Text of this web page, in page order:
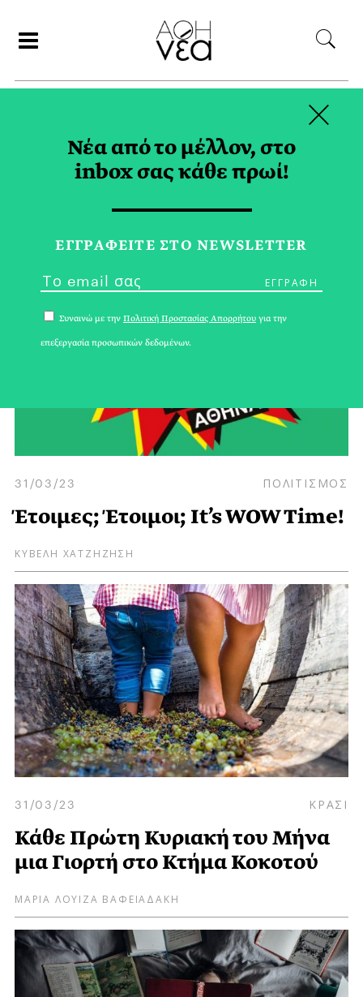
ΜΑΡΤΙΟΣ 2023
31/03/23 ΠΟΛΙΤΙΣΜΟΣ
Έτοιμες; Έτοιμοι; It’s WOW Time!
ΚΥΒΕΛΗ ΧΑΤΖΗΖΗΣΗ
31/03/23 ΚΡΑΣΙ
Κάθε Πρώτη Κυριακή του Μήνα
μια Γιορτή στο Κτήμα Κοκοτού
ΜΑΡΙΑ ΛΟΥΙΖΑ ΒΑΦΕΙΑΔΑΚΗ
Νέα από το μέλλον, στο
inbox σας κάθε πρωί!
ΕΓΓPΑΦΕΙΤΕ ΣΤΟ NEWSLETTER
Συναινώ με την Πολιτική Προστασίας Απορρήτου για την
επεξεργασία προσωπικών δεδομένων.
×